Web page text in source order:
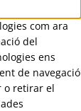
com ara
del
ens
de navegació
o retirar el